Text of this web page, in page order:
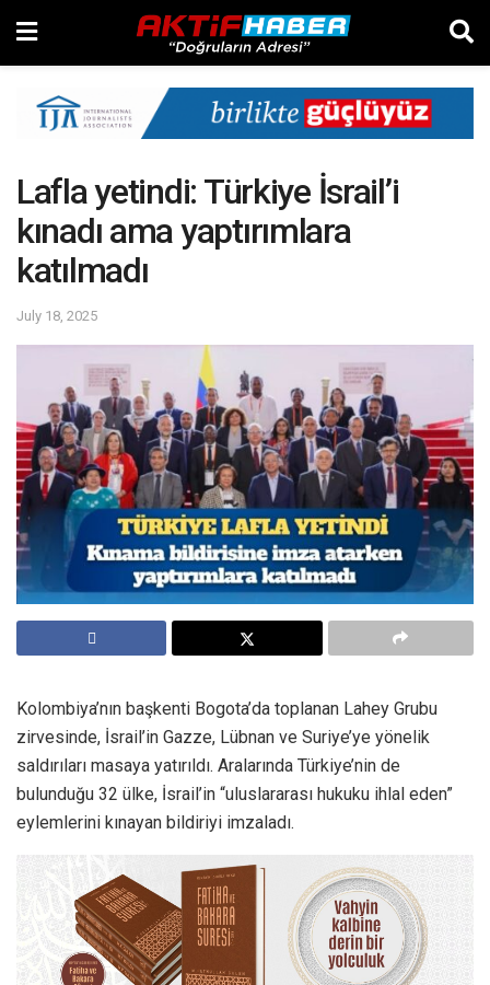
Lafla yetindi: Türkiye İsrail’i
kınadı ama yaptırımlara
katılmadı
July 18, 2025
Kolombiya’nın başkenti Bogota’da toplanan Lahey Grubu
zirvesinde, İsrail’in Gazze, Lübnan ve Suriye’ye yönelik
saldırıları masaya yatırıldı. Aralarında Türkiye’nin de
bulunduğu 32 ülke, İsrail’in “uluslararası hukuku ihlal eden”
eylemlerini kınayan bildiriyi imzaladı.